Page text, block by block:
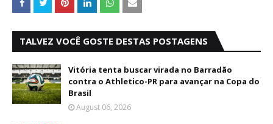
TALVEZ VOCÊ GOSTE DESTAS POSTAGENS
Vitória tenta buscar virada no Barradão
contra o Athletico-PR para avançar na Copa do
Brasil
August 06, 2026